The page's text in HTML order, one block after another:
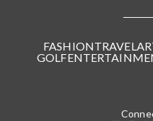
FASHIONTRAVEL
GOLF